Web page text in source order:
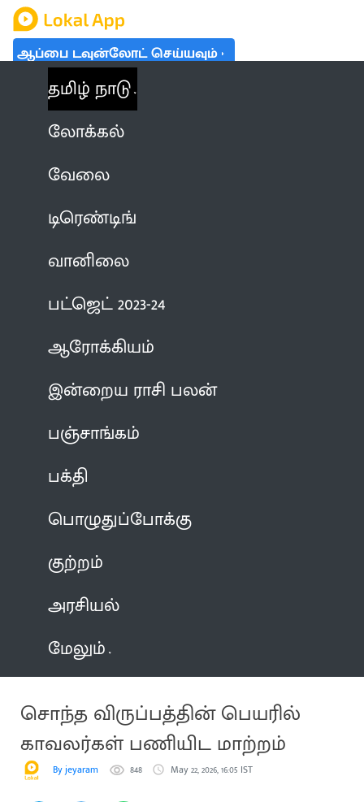
ஆப்பை டவுன்லோட் செய்யவும்
தமிழ் நாடு
லோக்கல்
வேலை
டிரெண்டிங்
வானிலை
பட்ஜெட் 2023-24
ஆரோக்கியம்
இன்றைய ராசி பலன்
பஞ்சாங்கம்
பக்தி
பொழுதுப்போக்கு
குற்றம்
அரசியல்
மேலும்
சொந்த விருப்பத்தின் பெயரில்
காவலர்கள் பணியிட மாற்றம்
By jeyaram 848 May 22, 2026, 16:05 IST